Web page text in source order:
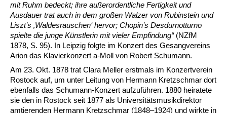
mit Ruhm bedeckt; ihre außerordentliche Fertigkeit und
Ausdauer trat auch in dem großen Walzer von Rubinstein und
Liszt’s ‚Waldesrauschen‘ hervor; Chopin’s Desdurnotturno
spielte die junge Künstlerin mit vieler Empfindung“ (NZfM
1878, S. 95). In Leipzig folgte im Konzert des Gesangvereins
Arion das Klavierkonzert a-Moll von Robert Schumann.
Am 23. Okt. 1878 trat Clara Meller erstmals im Konzertverein
Rostock auf, um unter Leitung von Hermann Kretzschmar dort
ebenfalls das Schumann-Konzert aufzuführen. 1880 heiratete
sie den in Rostock seit 1877 als Universitätsmusikdirektor
amtierenden Hermann Kretzschmar (1848–1924) und wirkte in